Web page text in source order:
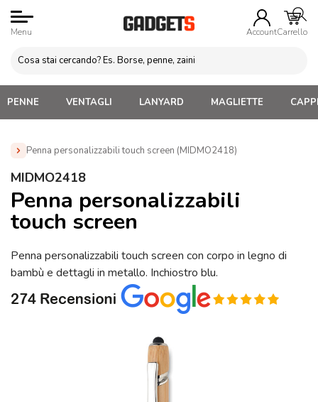
Menu AccountCarrello
PENNE VENTAGLI LANYARD MAGLIETTE
Penna personalizzabili touch screen (MIDMO2418)
Home » Penne Personalizzate con LOGO, Matite, Pastelli,
personalizzabili touch screen (MIDMO2418)
MIDMO2418
Penna personalizzabili
touch screen
Penna personalizzabili touch screen con corpo in legno di
bambù e dettagli in metallo. Inchiostro blu.